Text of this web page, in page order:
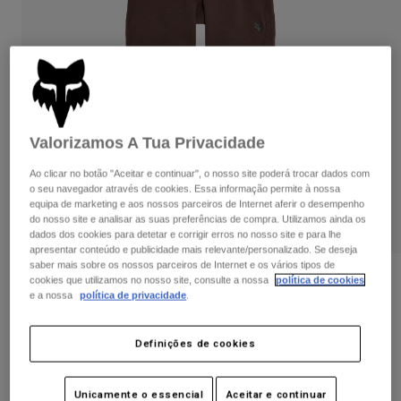
Calças
Calções
Luvas
Protecções
Óculos
Meias
Acessórios
Luvas
Casacos
Protections
Óculos
Meias
Bolsas e acessórios
Spare parts
Ver tudo
Women
T-Shirts & Tops
Sweatshirts Com ou Sem Fecho de Correr
Casacos
Calças & Shorts
Shirts
Óculos de Proteção
Meias
Ver tudo
Moto
Capacetes
Camisolas
Calças
Boots
Proteções
Óculos de Proteção
Calças Defend - Jovem
Price reduced from
109,99 €to65,99 € 40% OFF
Valorizamos A Tua Privacidade
Ao clicar no botão "Aceitar e continuar", o nosso site poderá trocar dados com
o seu navegador através de cookies. Essa informação permite à nossa
equipa de marketing e aos nossos parceiros de Internet aferir o desempenho
do nosso site e analisar as suas preferências de compra. Utilizamos ainda os
dados dos cookies para detetar e corrigir erros no nosso site e para lhe
apresentar conteúdo e publicidade mais relevante/personalizado. Se deseja
saber mais sobre os nossos parceiros de Internet e os vários tipos de
cookies que utilizamos no nosso site, consulte a nossa
política de cookies
e a nossa
política de privacidade.
Definições de cookies
Unicamente o essencial Aceitar e continuar